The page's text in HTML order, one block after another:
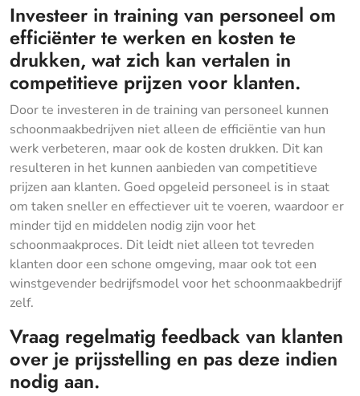
Investeer in training van personeel om
efficiënter te werken en kosten te
drukken, wat zich kan vertalen in
competitieve prijzen voor klanten.
Door te investeren in de training van personeel kunnen
schoonmaakbedrijven niet alleen de efficiëntie van hun
werk verbeteren, maar ook de kosten drukken. Dit kan
resulteren in het kunnen aanbieden van competitieve
prijzen aan klanten. Goed opgeleid personeel is in staat
om taken sneller en effectiever uit te voeren, waardoor er
minder tijd en middelen nodig zijn voor het
schoonmaakproces. Dit leidt niet alleen tot tevreden
klanten door een schone omgeving, maar ook tot een
winstgevender bedrijfsmodel voor het schoonmaakbedrijf
zelf.
Vraag regelmatig feedback van klanten
over je prijsstelling en pas deze indien
nodig aan.